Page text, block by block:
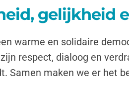
gelijkheid
warme en solidaire
respect, dialoog en
Samen maken we er het